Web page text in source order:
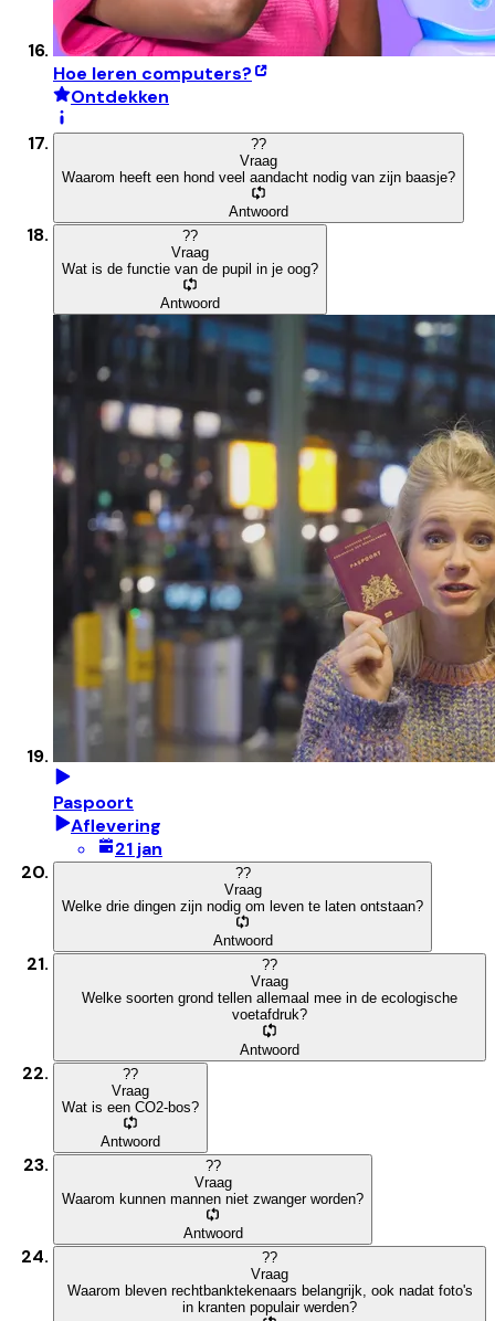
Hoe leren computers?
Ontdekken
??
Vraag
Waarom heeft een hond veel aandacht nodig van zijn baasje?
Antwoord
??
Vraag
Wat is de functie van de pupil in je oog?
Antwoord
Paspoort
Aflevering
21 jan
??
Vraag
Welke drie dingen zijn nodig om leven te laten ontstaan?
Antwoord
??
Vraag
Welke soorten grond tellen allemaal mee in de ecologische
voetafdruk?
Antwoord
??
Vraag
Wat is een CO2-bos?
Antwoord
??
Vraag
Waarom kunnen mannen niet zwanger worden?
Antwoord
??
Vraag
Waarom bleven rechtbanktekenaars belangrijk, ook nadat foto's
in kranten populair werden?